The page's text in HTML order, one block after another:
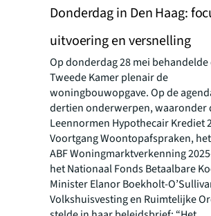
Donderdag in Den Haag:
uitvoering en versnelling
Op donderdag 28 mei behandelde
Tweede Kamer plenair de
woningbouwopgave. Op de
dertien onderwerpen, waaronder
Leennormen Hypothecair Krediet
Voortgang Woontopafspraken,
ABF Woningmarktverkenning
het Nationaal Fonds Betaalbare
Minister Elanor Boekholt-
Volkshuisvesting en Ruimtelijke